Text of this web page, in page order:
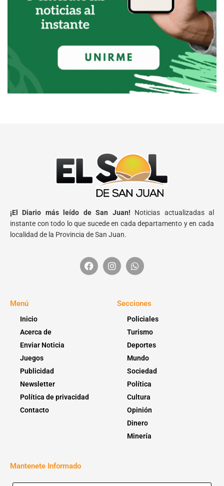
¡El Diario más leído de San Juan! Noticias actualizadas al
instante con todo lo que sucede en cada departamento y en cada
localidad de la Provincia de San Juan.
Menú
Inicio
Acerca de
Enviar Noticia
Juegos
Publicidad
Newsletter
Política de privacidad
Contacto
Secciones
Policiales
Turismo
Deportes
Mundo
Sociedad
Política
Cultura
Opinión
Dinero
Minería
Mantenete Informado